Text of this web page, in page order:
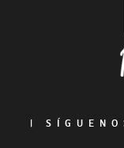
|